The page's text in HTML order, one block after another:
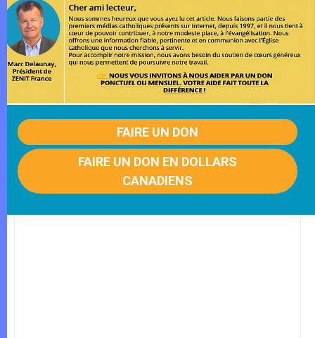
FAIRE UN DON
FAIRE UN DON EN DOLLARS
CANADIENS